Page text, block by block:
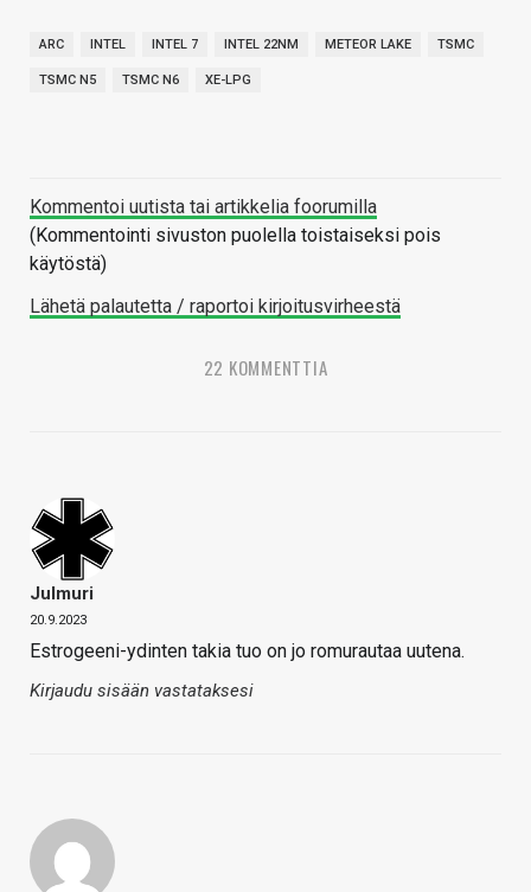
ARC INTEL INTEL 7 INTEL 22NM METEOR LAKE TSMC
TSMC N5 TSMC N6 XE-LPG
Kommentoi uutista tai artikkelia foorumilla
(Kommentointi sivuston puolella toistaiseksi pois
käytöstä)
Lähetä palautetta / raportoi kirjoitusvirheestä
22 KOMMENTTIA
Julmuri
20.9.2023
Estrogeeni-ydinten takia tuo on jo romurautaa uutena.
Kirjaudu sisään vastataksesi